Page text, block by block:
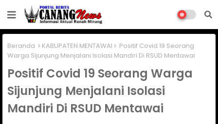
Beranda KABUPATEN MENTAWAI
Positif Covid 19 Seorang
Warga Sijunjung Menjalani Isolasi Mandiri Di RSUD Mentawai
Positif Covid 19 Seorang Warga
Sijunjung Menjalani Isolasi
Mandiri Di RSUD Mentawai